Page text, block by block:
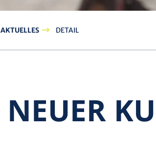
AKTUELLES DETAIL
NEUER